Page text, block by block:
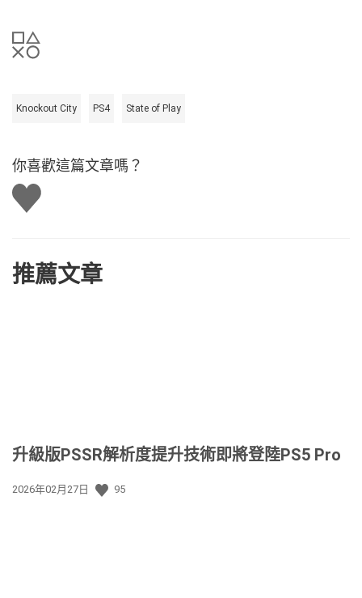
Knockout City PS4 State of Play
你喜歡這篇文章嗎？
讚
推薦文章
升級版PSSR解析度提升技術即將登陸PS5 Pro
發
2026年02月27日 95